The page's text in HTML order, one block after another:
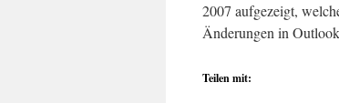
2007 aufgezeigt,
Änderungen in
Teilen mit: